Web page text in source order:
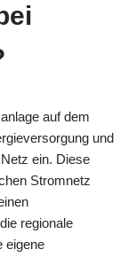
auf dem
und
ein. Diese
Stromnetz
regionale
eigene